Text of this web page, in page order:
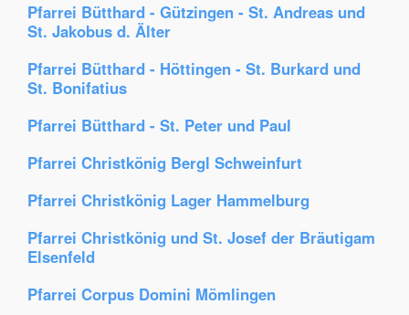
Pfarrei Bütthard - Gützingen - St. Andreas und
St. Jakobus d. Älter
Pfarrei Bütthard - Höttingen - St. Burkard und
St. Bonifatius
Pfarrei Bütthard - St. Peter und Paul
Pfarrei Christkönig Bergl Schweinfurt
Pfarrei Christkönig Lager Hammelburg
Pfarrei Christkönig und St. Josef der Bräutigam
Elsenfeld
Pfarrei Corpus Domini Mömlingen